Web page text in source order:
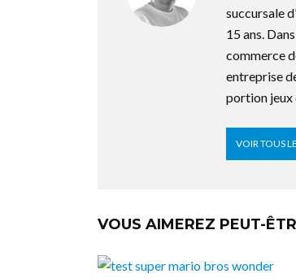
succursale
15 ans.
commerce
entreprise
portion jeux
VOIR TOUS
VOUS AIMEREZ PEUT-